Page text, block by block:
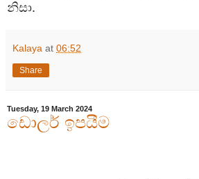
නිසා.
Kalaya at 06:52
Share
Tuesday, 19 March 2024
ඩොලර් ඉපයීම